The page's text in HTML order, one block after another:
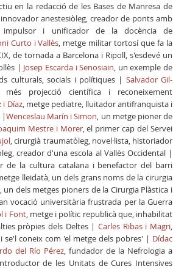
en la redacció de les Bases de Manresa de
anestesiòleg, creador de ponts amb
impulsor i unificador de la docència de
Curto i Vallès, metge militar tortosí que fa la
de tornada a Barcelona i Ripoll, s'esdevé un
| Josep Escarda i Senosiain, un exemple de
culturals, socials i polítiques | Salvador Gil-
projecció científica i reconeixement
i Díaz, metge pediatre, lluitador antifranquista i
|Wenceslau Marín i Simon, un metge pioner de
Mestre i Morer, el primer cap del Servei
, cirurgià traumatòleg, novel·lista, historiador
creador d'una escola al Vallès Occidental |
de la cultura catalana i benefactor del barri
lleidatà, un dels grans noms de la cirurgia
, un dels metges pioners de la Cirurgia Plàstica i
vocació universitària frustrada per la Guerra
i Font, metge i polític republicà que, inhabilitat
pròpies dels Deltes |Carles Ribas i Magri,
se'l coneix com 'el metge dels pobres' | Dídac
del Río Pérez, fundador de la Nefrologia a
de les Unitats de Cures Intensives